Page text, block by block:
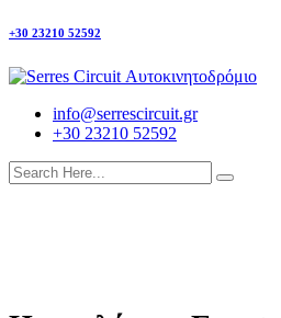
+30 23210 52592
info@serrescircuit.gr
+30 23210 52592